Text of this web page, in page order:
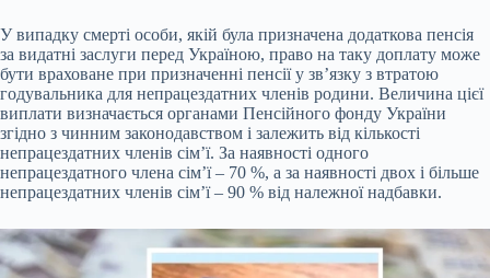
У випадку смерті особи, якій була призначена додаткова пенсія
за видатні заслуги перед Україною, право на таку доплату може
бути враховане при призначенні пенсії у зв’язку з втратою
годувальника для непрацездатних членів родини. Величина цієї
виплати визначається органами Пенсійного фонду України
згідно з чинним законодавством і залежить від кількості
непрацездатних членів сім’ї. За наявності одного
непрацездатного члена сім’ї – 70 %, а за наявності двох і більше
непрацездатних членів сім’ї – 90 % від належної надбавки.